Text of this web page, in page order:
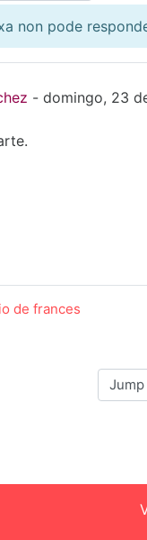
non pode
- domingo, 23
de frances
Jump